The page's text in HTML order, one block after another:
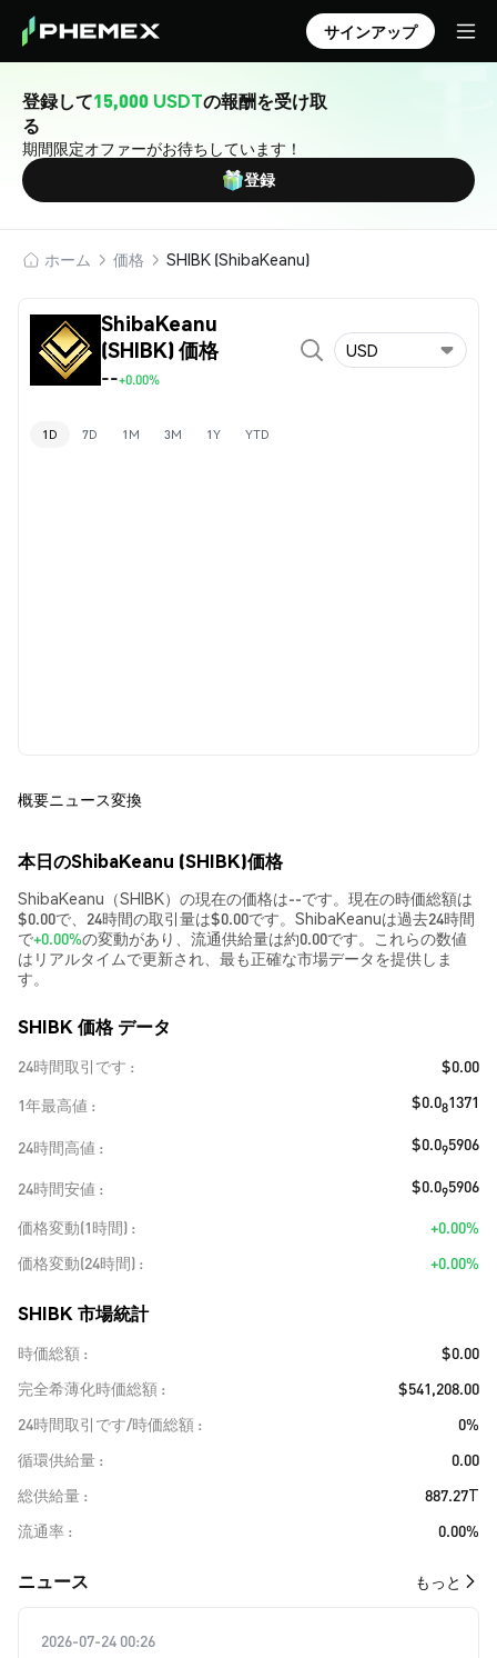
サインアップ
登録して15,000 USDTの報酬を受け取
る
期間限定オファーがお待ちしています！
登録
ホーム 価格 SHIBK (ShibaKeanu)
ShibaKeanu
(SHIBK) 価格
--+0.00%
USD
1D 7D 1M 3M 1Y YTD
概要ニュース変換
本日のShibaKeanu (SHIBK)価格
ShibaKeanu（SHIBK）の現在の価格は--です。現在の時価総額は
$0.00で、24時間の取引量は$0.00です。ShibaKeanuは過去24時間
で+0.00%の変動があり、流通供給量は約0.00です。これらの数値
はリアルタイムで更新され、最も正確な市場データを提供しま
す。
SHIBK 価格 データ
24時間取引です
$0.00
1年最高値
$0.081371
24時間高値 $0.095906
24時間安値 $0.095906
価格変動(1時間)
+0.00%
価格変動(24時間)
+0.00%
SHIBK 市場統計
時価総額
$0.00
完全希薄化時価総額
$541,208.00
24時間取引です/時価総額
0%
循環供給量
0.00
総供給量
887.27T
流通率
0.00%
​​ニュース​​ もっと
2026-07-24 00:26